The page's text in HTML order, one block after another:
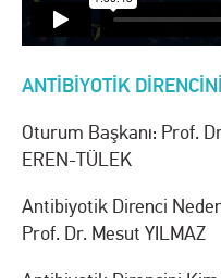
ANTİBİYOTİK
Oturum Başkanı: Prof.
EREN-TÜLEK
Antibiyotik Direnci
Prof. Dr. Mesut YILMAZ